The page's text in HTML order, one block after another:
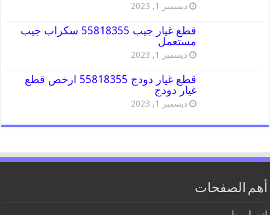
ديسمبر 1, 2023
قطع غيار جيب 55818355 سكراب جيب
مستعمل
ديسمبر 1, 2023
قطع غيار دودج 55818355 ارخص قطع
غيار دودج
ديسمبر 1, 2023
أهم الصفحات